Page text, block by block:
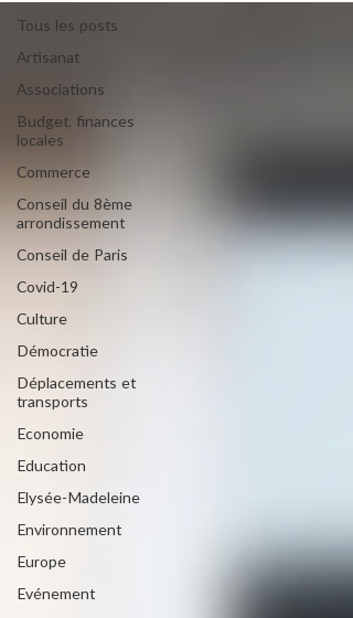
Tous les posts
Artisanat
Associations
Budget, finances
locales
Commerce
Conseil du 8ème
arrondissement
Conseil de Paris
Covid-19
Culture
Démocratie
Déplacements et
transports
Economie
Education
Elysée-Madeleine
Environnement
Europe
Evénement